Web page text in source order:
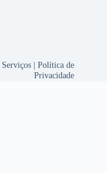
|Política de
Privacidade